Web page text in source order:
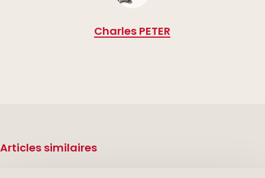
Charles PETER
Articles similaires